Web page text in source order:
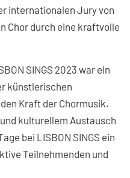
internationalen Jury von
Chor durch eine kraftvolle
SINGS 2023 war ein
künstlerischen
Kraft der Chormusik.
kulturellem Austausch
bei LISBON SINGS ein
Teilnehmenden und